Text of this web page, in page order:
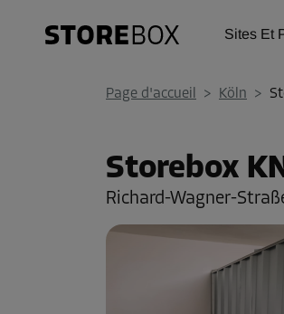
Sites Et
Page d'accueil > Köln >
Storebox
Richard-Wagner-